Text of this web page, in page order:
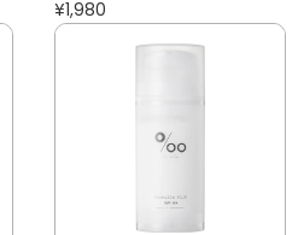
¥1,980